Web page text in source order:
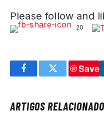
Please follow and
20
FacebookTwitter
Save
ARTIGOS